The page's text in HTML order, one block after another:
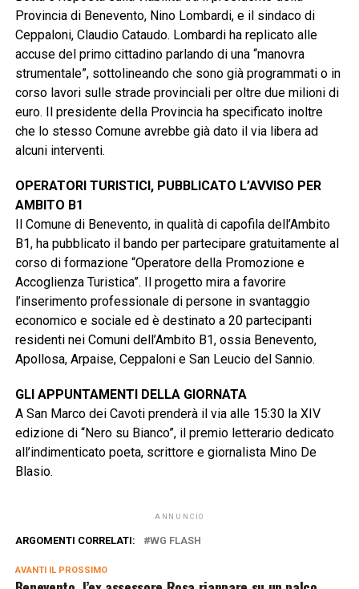
Provincia di Benevento, Nino Lombardi, e il sindaco di
Ceppaloni, Claudio Cataudo. Lombardi ha replicato alle
accuse del primo cittadino parlando di una “manovra
strumentale”, sottolineando che sono già programmati o in
corso lavori sulle strade provinciali per oltre due milioni di
euro. Il presidente della Provincia ha specificato inoltre
che lo stesso Comune avrebbe già dato il via libera ad
alcuni interventi.
OPERATORI TURISTICI, PUBBLICATO L’AVVISO PER
AMBITO B1
Il Comune di Benevento, in qualità di capofila dell’Ambito
B1, ha pubblicato il bando per partecipare gratuitamente al
corso di formazione “Operatore della Promozione e
Accoglienza Turistica”. Il progetto mira a favorire
l’inserimento professionale di persone in svantaggio
economico e sociale ed è destinato a 20 partecipanti
residenti nei Comuni dell’Ambito B1, ossia Benevento,
Apollosa, Arpaise, Ceppaloni e San Leucio del Sannio.
GLI APPUNTAMENTI DELLA GIORNATA
A San Marco dei Cavoti prenderà il via alle 15:30 la XIV
edizione di “Nero su Bianco”, il premio letterario dedicato
all’indimenticato poeta, scrittore e giornalista Mino De
Blasio.
ANNUNCIO
ARGOMENTI CORRELATI: WG FLASH
AVANTI IL ​​PROSSIMO